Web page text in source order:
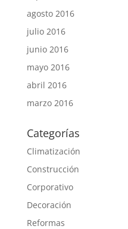
agosto 2016
julio 2016
junio 2016
mayo 2016
abril 2016
marzo 2016
Categorías
Climatización
Construcción
Corporativo
Decoración
Reformas